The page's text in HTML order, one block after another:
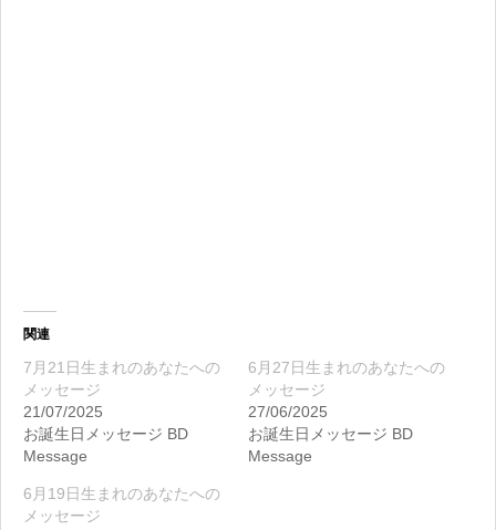
関連
7月21日生まれのあなたへの
メッセージ
21/07/2025
お誕生日メッセージ BD
Message
6月27日生まれのあなたへの
メッセージ
27/06/2025
お誕生日メッセージ BD
Message
6月19日生まれのあなたへの
メッセージ